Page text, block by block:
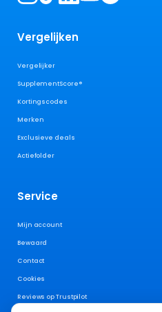
Vergelijken
Vergelijker
SupplementScore®
Kortingscodes
Merken
Exclusieve deals
Actiefolder
Service
Mijn account
Bewaard
Contact
Cookies
Reviews op Trustpilot